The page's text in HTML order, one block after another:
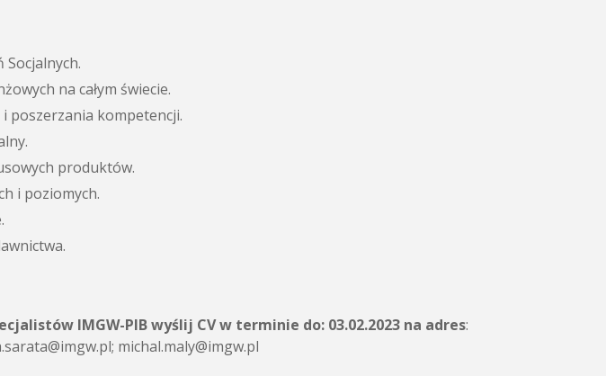
Socjalnych.
na całym świecie.
poszerzania kompetencji.
produktów.
i poziomych.
IMGW-PIB wyślij CV w terminie do: 03.02.2023 na adres:
michal.maly@imgw.pl